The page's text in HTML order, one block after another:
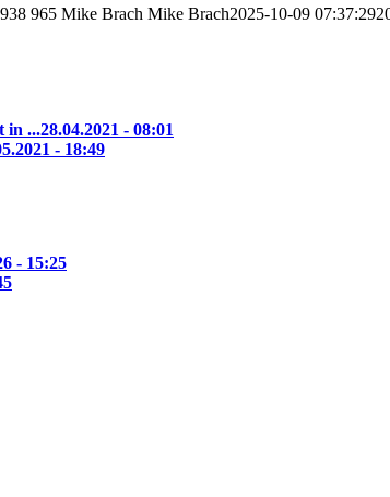
938 965 Mike Brach Mike Brach2025-10-09 07:37:29
in ...28.04.2021 - 08:01
- 18:49
- 15:25